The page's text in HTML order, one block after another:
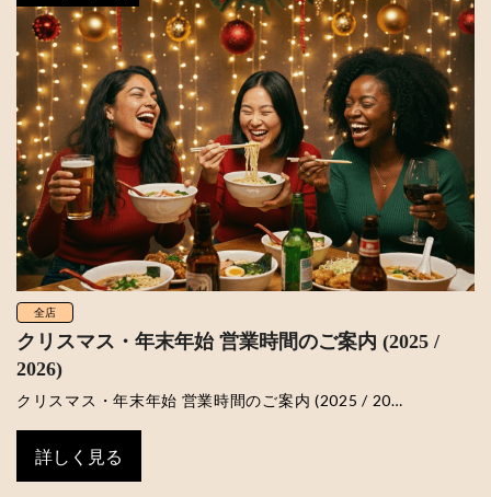
全店
クリスマス・年末年始 営業時間のご案内 (2025 /
2026)
クリスマス・年末年始 営業時間のご案内 (2025 / 20…
詳しく見る